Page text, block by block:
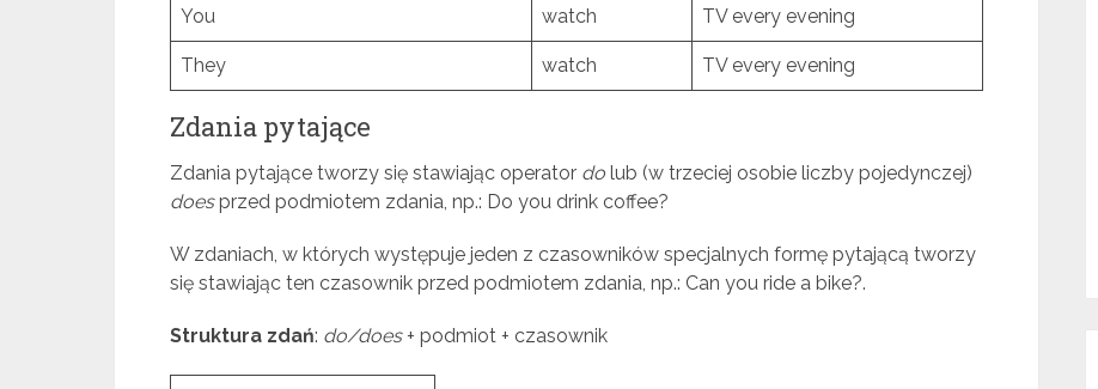
You watch TV every evening
They watch TV every evening
Zdania pytające
Zdania pytające tworzy się stawiając operator do lub (w trzeciej osobie liczby pojedynczej)
doesprzed podmiotem zdania, np.: Do you drink coffee?
W zdaniach, w których występuje jeden z czasowników specjalnych formę pytającą tworzy
się stawiając ten czasownik przed podmiotem zdania, np.: Can you ride a bike?.
Struktura zdań: do/does+ podmiot + czasownik